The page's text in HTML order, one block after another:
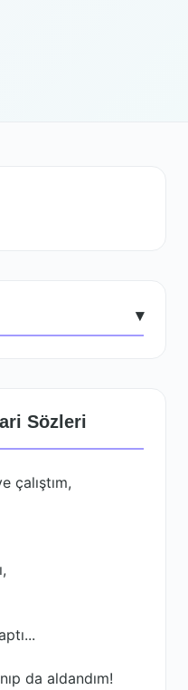
▾
Sözleri
çalıştım,
da aldandım!